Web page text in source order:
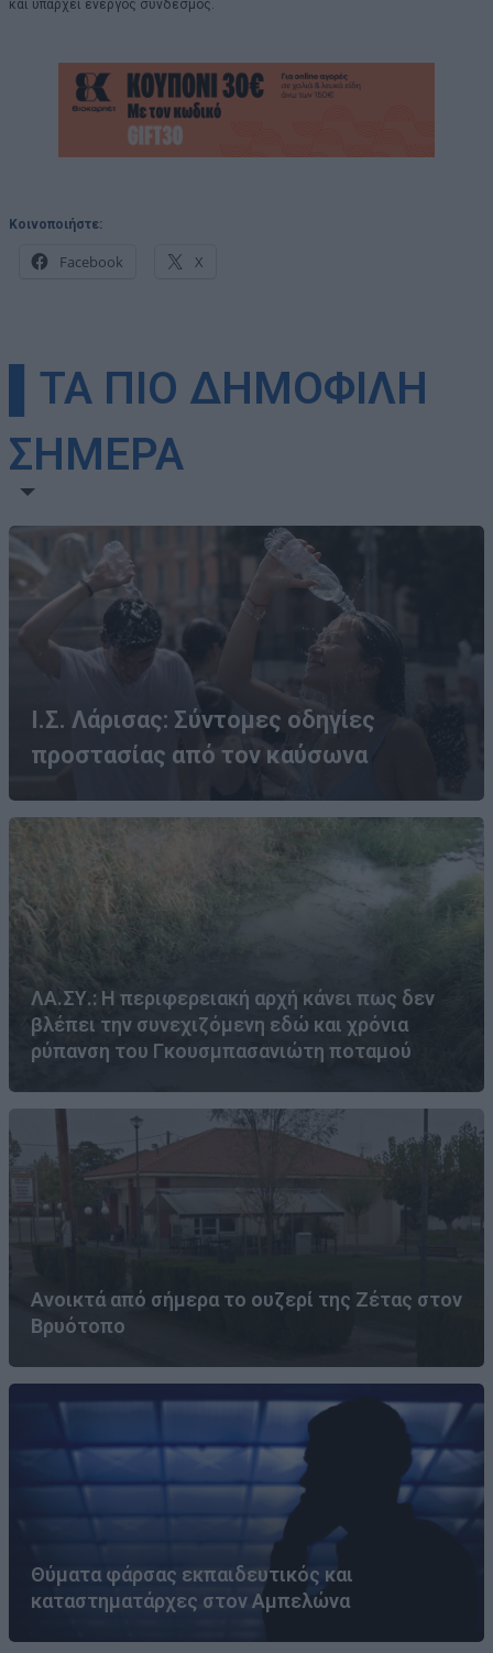
και υπάρχει ενεργός σύνδεσμος.
Κοινοποιήστε:
Facebook X
▌ΤΑ ΠΙΟ ΔΗΜΟΦΙΛΗ
ΣΗΜΕΡΑ
Ι.Σ. Λάρισας: Σύντομες οδηγίες
προστασίας από τον καύσωνα
ΛΑ.ΣΥ.: Η περιφερειακή αρχή κάνει πως δεν
βλέπει την συνεχιζόμενη εδώ και χρόνια
ρύπανση του Γκουσμπασανιώτη ποταμού
Ανοικτά από σήμερα το ουζερί της Ζέτας στον
Βρυότοπο
Θύματα φάρσας εκπαιδευτικός και
καταστηματάρχες στον Αμπελώνα